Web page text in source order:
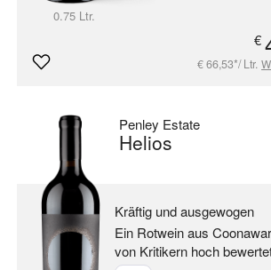
0.75 Ltr.
€
€ 66,53*/ Ltr.
Penley Estate
Helios
Kräftig und ausgewogen
Ein Rotwein aus
von Kritikern hoch